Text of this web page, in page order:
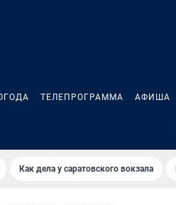
ТЕЛЕПРОГРАММА АФИША
Как дела у саратовского вокзала